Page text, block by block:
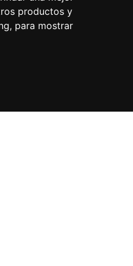
productos y
, para mostrar